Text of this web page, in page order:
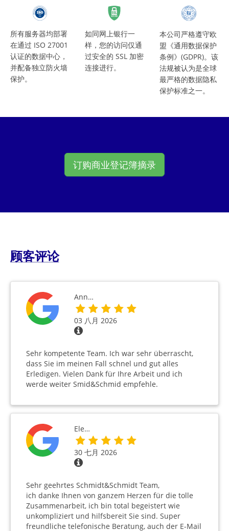
所有服务器均部署
在通过 ISO 27001
认证的数据中心，
并配备独立防火墙
保护。
如同网上银行一
样，您的访问仅通
过安全的 SSL 加密
连接进行。
本公司严格遵守欧
盟《通用数据保护
条例》(GDPR)。该
法规被认为是全球
最严格的数据隐私
保护标准之一。
订购商业登记簿摘录
顾客评论
Ann…
03 八月 2026
Sehr kompetente Team. Ich war sehr überrascht,
dass Sie im meinen Fall schnel und gut alles
Erledigen. Vielen Dank für Ihre Arbeit und ich
werde weiter Smid&Schmid empfehle.
Ele…
30 七月 2026
Sehr geehrtes Schmidt&Schmidt Team,
ich danke Ihnen von ganzem Herzen für die tolle
Zusammenarbeit, ich bin total begeistert wie
unkompliziert und hilfsbereit Sie sind. Super
freundliche telefonische Beratung, auch der E-Mail